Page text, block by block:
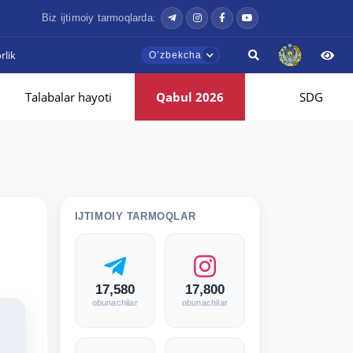
Biz ijtimoiy tarmoqlarda:
Oʼzbekcha
Talabalar hayoti Qabul 2026 SDG
IJTIMOIY TARMOQLAR
17,580
obunachilar
17,800
obunachilar